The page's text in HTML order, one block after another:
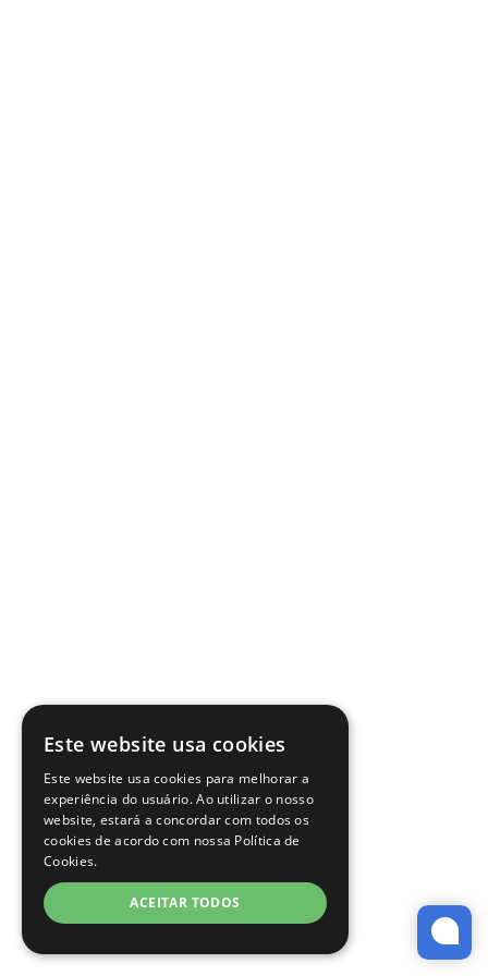
Este website usa cookies
Este website usa cookies para melhorar a
experiência do usuário. Ao utilizar o nosso
website, estará a concordar com todos os
cookies de acordo com nossa Política de
Cookies.
ACEITAR TODOS